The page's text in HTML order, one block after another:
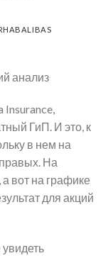
Insurance,
ГиП. И это, к
в нем на
На
вот на графике
для акций